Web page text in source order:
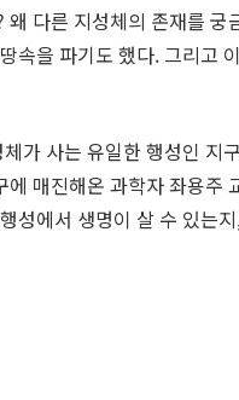
다른 지성체의 존재를
속을 파기도 했다. 그리고
가 사는 유일한 행성인
매진해온 과학자 좌용
성에서 생명이 살 수 있는